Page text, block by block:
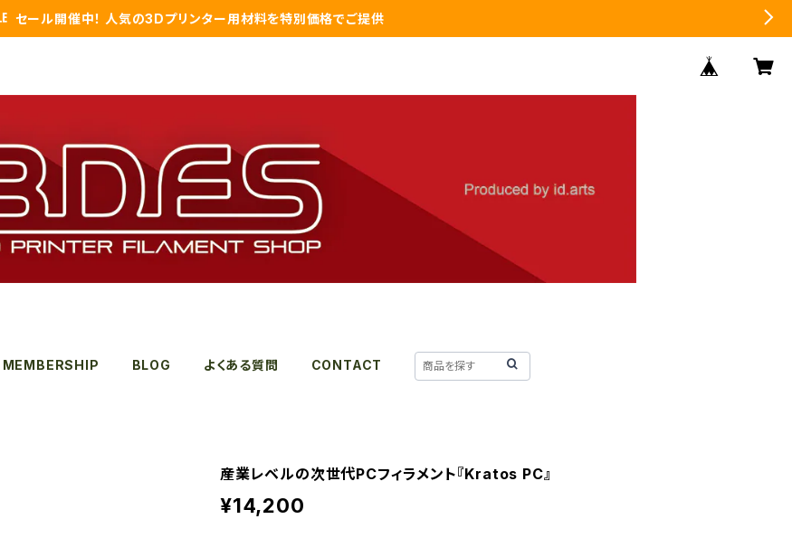
セール開催中！ 人気の3Dプリンター用材料を特別価格でご提供
MEMBERSHIP BLOG よくある質問 CONTACT
産業レベルの次世代PCフィラメント『Kratos PC』
¥14,200